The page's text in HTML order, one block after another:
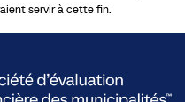
servir à cette fin.